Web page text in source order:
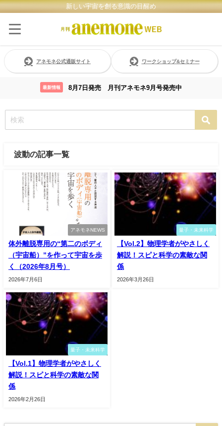
新しい宇宙を創る意識の目醒め
アネモネ公式通販サイト ワークショップ&セミナー
最新情報 8月7日発売 月刊アネモネ9月号発売中
波動の記事一覧
アネモネNEWS
体外離脱専用の“第二のボディ
（宇宙船）”を作って宇宙を歩
く（2026年8月号）
2026年7月6日
量子・未来科学
【Vol.2】物理学者がやさしく
解説！スピと科学の素敵な関
係
2026年3月26日
量子・未来科学
【Vol.1】物理学者がやさしく
解説！スピと科学の素敵な関
係
2026年2月26日